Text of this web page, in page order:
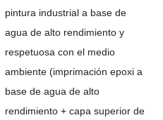
pintura industrial a base de
agua de alto rendimiento y
respetuosa con el medio
ambiente (imprimación epoxi a
base de agua de alto
rendimiento + capa superior de